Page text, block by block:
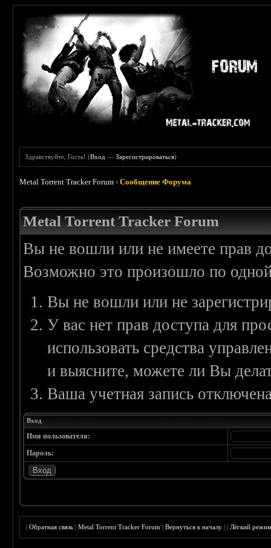
Здравствуйте, Гость! (Вход —Зарегистрироваться)
Metal Torrent Tracker Forum ›Сообщение Форума
Metal Torrent Tracker Forum
Вы не вошли или не имеете прав
Возможно это произошло по
Вы не вошли или не
У вас нет прав доступа для
использовать средства
и выясните, можете ли Вы
Ваша учетная запись
Вход
Имя пользователя:
Пароль:
|Обратная связь |Metal Torrent Tracker Forum |Вернуться к началу ||Лёгкий